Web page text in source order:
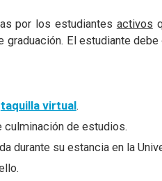
por los estudiantes activos
El estudiante
taquilla virtual.
culminación de estudios.
durante su estancia en la